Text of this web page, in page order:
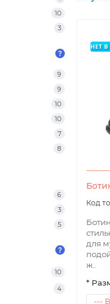
10
3
9
9
10
10
7
8
6
3
5
10
4
для
ж..
*
НЕТ